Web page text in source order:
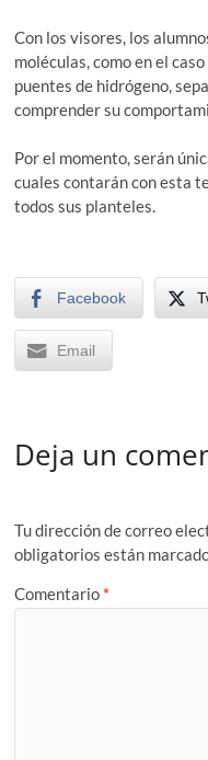
Con los visores, los
moléculas, como en el
puentes de hidrógeno,
comprender su
Por el momento, serán
cuales contarán con esta
todos sus planteles.
Facebook
Email
Deja un
Tu dirección de correo
obligatorios están
Comentario *